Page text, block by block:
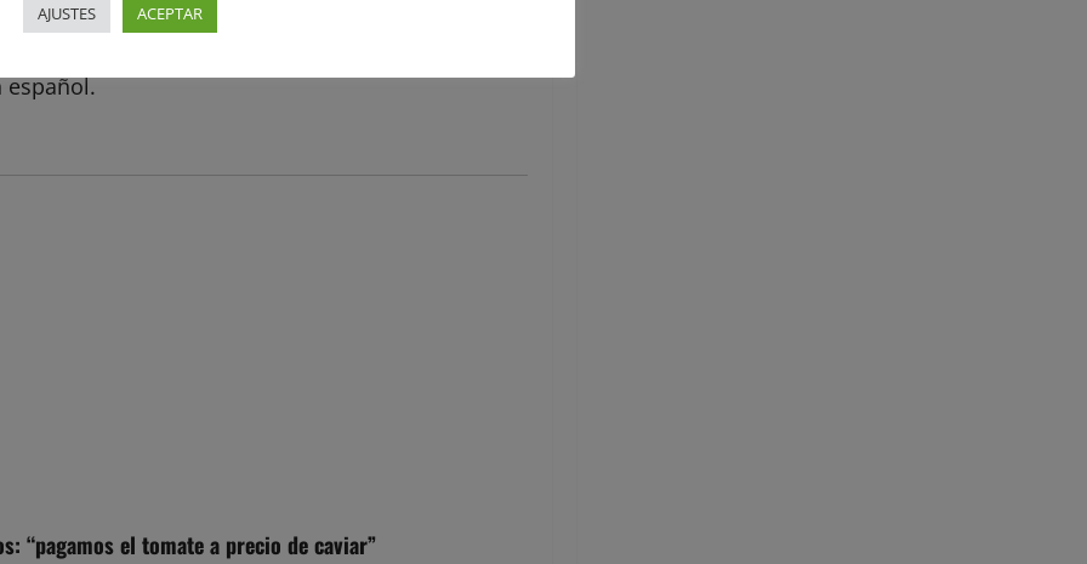
Español (CIESE) y la difusión internacional,
de experiencias culturales, académicas,
español.
“pagamos el tomate a precio de caviar”
AJUSTES ACEPTAR